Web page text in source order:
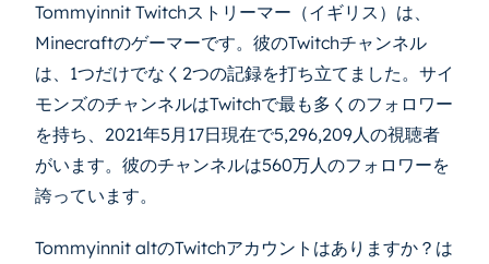
Tommyinnit Twitchストリーマー（イギリス）は、
Minecraftのゲーマーです。彼のTwitchチャンネル
は、1つだけでなく2つの記録を打ち立てました。サイ
モンズのチャンネルはTwitchで最も多くのフォロワー
を持ち、2021年5月17日現在で5,296,209人の視聴者
がいます。彼のチャンネルは560万人のフォロワーを
誇っています。
Tommyinnit altのTwitchアカウントはありますか？は